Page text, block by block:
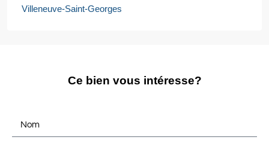
Villeneuve-Saint-Georges
Ce bien vous intéresse?